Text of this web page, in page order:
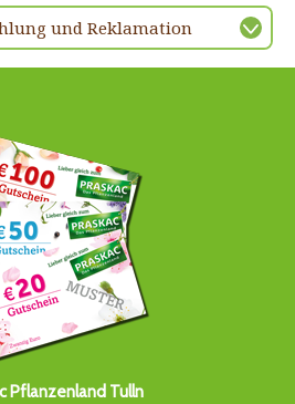
und Reklamation
Pflanzenland Tulln